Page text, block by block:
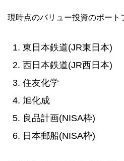
現時点のバリュー投資のポート
東日本鉄道(JR東日本)
西日本鉄道(JR西日本)
住友化学
旭化成
良品計画(NISA枠)
日本郵船(NISA枠)